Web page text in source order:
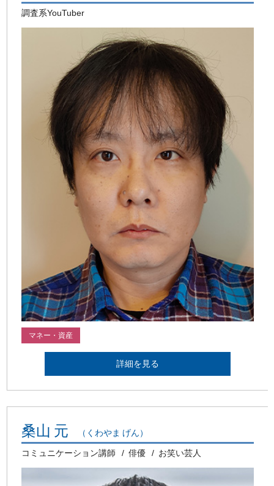
調査系YouTuber
マネー・資産
詳細を見る
桑山 元 （くわやま げん）
コミュニケーション講師 俳優 お笑い芸人